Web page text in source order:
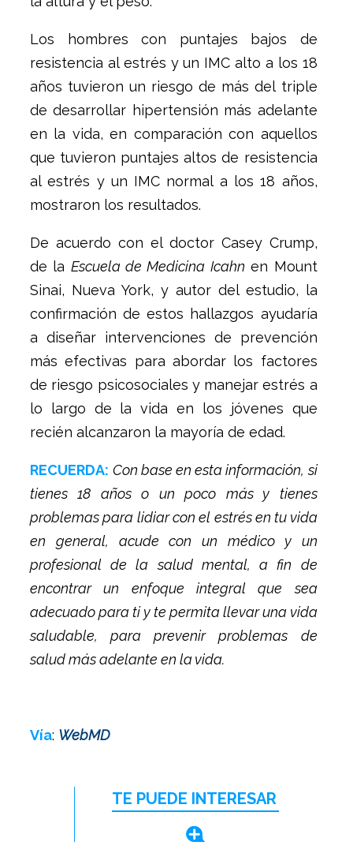
Los hombres con puntajes bajos de
resistencia al estrés y un IMC alto a los 18
años tuvieron un riesgo de más del triple
de desarrollar hipertensión más adelante
en la vida, en comparación con aquellos
que tuvieron puntajes altos de resistencia
al estrés y un IMC normal a los 18 años,
mostraron los resultados.
De acuerdo con el doctor Casey Crump,
de la Escuela de Medicina Icahn en Mount
Sinai, Nueva York, y autor del estudio, la
confirmación de estos hallazgos ayudaría
a diseñar intervenciones de prevención
más efectivas para abordar los factores
de riesgo psicosociales y manejar estrés a
lo largo de la vida en los jóvenes que
recién alcanzaron la mayoría de edad.
RECUERDA: Con base en esta información, si
tienes 18 años o un poco más y tienes
problemas para lidiar con el estrés en tu vida
en general, acude con un médico y un
profesional de la salud mental, a fin de
encontrar un enfoque integral que sea
adecuado para ti y te permita llevar una vida
saludable, para prevenir problemas de
salud más adelante en la vida.
Vía: WebMD
TE PUEDE INTERESAR